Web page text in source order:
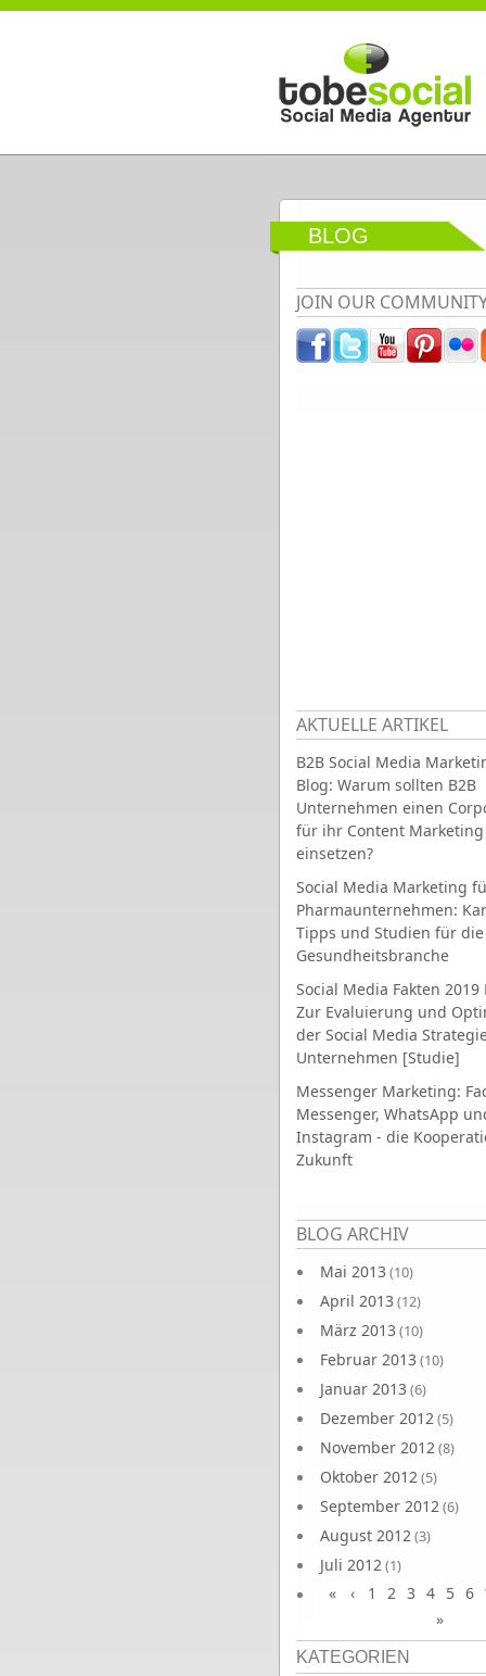
Direkt zum Inhalt
BLOG
JOIN OUR
AKTUELLE ARTIKEL
B2B Social Media
Blog: Warum sollten B2B
Unternehmen einen
für ihr Content Marketing
einsetzen?
Social Media Marketing
Pharmaunternehmen:
Tipps und Studien für die
Gesundheitsbranche
Social Media Fakten 2019
Zur Evaluierung und
der Social Media
Unternehmen [Studie]
Messenger Marketing:
Messenger, WhatsApp
Instagram - die
Zukunft
BLOG ARCHIV
Mai 2013 (10)
April 2013 (12)
März 2013 (10)
Februar 2013 (10)
Januar 2013 (6)
Dezember 2012(5)
November 2012(8)
Oktober 2012(5)
September 2012(6)
August 2012(3)
Juli 2012(1)
Juni 2012(4)
Seiten
« ‹ 1 2 3 4 5 6
»
KATEGORIEN